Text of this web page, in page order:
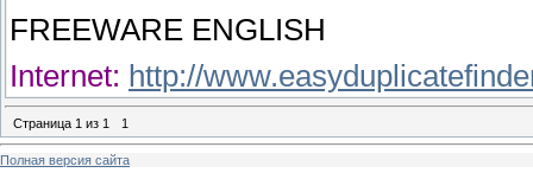
FREEWARE ENGLISH
Internet: http://
Страница 1 из 1 1
Полная версия сайта